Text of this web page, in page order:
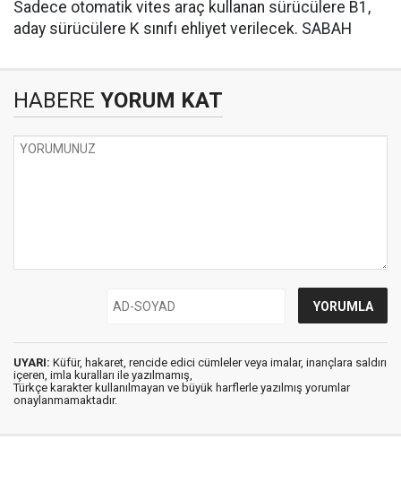
Sadece otomatik vites araç kullanan sürücülere B1,
aday sürücülere K sınıfı ehliyet verilecek. SABAH
HABERE YORUM KAT
UYARI: Küfür, hakaret, rencide edici cümleler veya imalar, inançlara saldırı
içeren, imla kuralları ile yazılmamış,
Türkçe karakter kullanılmayan ve büyük harflerle yazılmış yorumlar
onaylanmamaktadır.